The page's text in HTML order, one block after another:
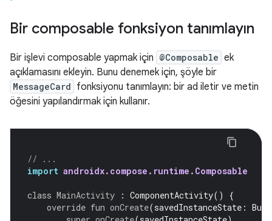
Bir composable fonksiyon tanımlayın
Bir işlevi composable yapmak için @Composable ek
açıklamasını ekleyin. Bunu denemek için, şöyle bir
MessageCard fonksiyonu tanımlayın: bir ad iletir ve metin
öğesini yapılandırmak için kullanır.
// ...
import androidx.compose.runtime.Composable
class MainActivity : ComponentActivity()
{
override fun onCreate(savedInstanceState :